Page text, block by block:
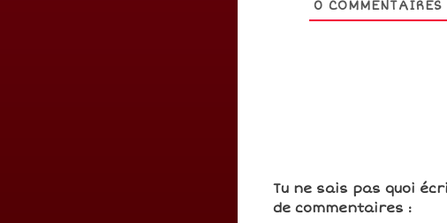
0 COMMENTAIRES
Tu ne sais pas quoi
de commentaires :